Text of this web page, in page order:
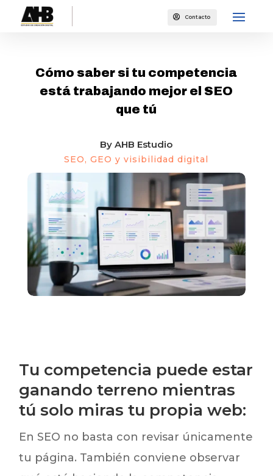
 Contacto
Cómo saber si tu competencia
está trabajando mejor el SEO
que tú
ByAHB Estudio
SEO, GEO y visibilidad digital
Tu competencia puede estar
ganando terreno mientras
tú solo miras tu propia web:
En SEO no basta con revisar únicamente
tu página. También conviene observar